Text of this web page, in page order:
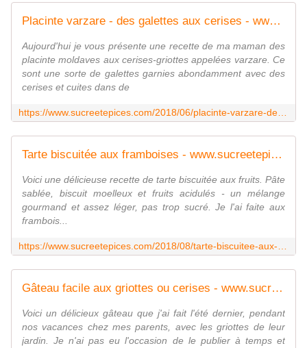
Placinte varzare - des galettes aux cerises - www.sucreetepices.com
Aujourd'hui je vous présente une recette de ma maman des
placinte moldaves aux cerises-griottes appelées varzare. Ce
sont une sorte de galettes garnies abondamment avec des
cerises et cuites dans de
Tarte biscuitée aux framboises - www.sucreetepices.com
Voici une délicieuse recette de tarte biscuitée aux fruits. Pâte
sablée, biscuit moelleux et fruits acidulés - un mélange
gourmand et assez léger, pas trop sucré. Je l'ai faite aux
frambois...
Gâteau facile aux griottes ou cerises - www.sucreetepices.com
Voici un délicieux gâteau que j'ai fait l'été dernier, pendant
nos vacances chez mes parents, avec les griottes de leur
jardin. Je n'ai pas eu l'occasion de le publier à temps et